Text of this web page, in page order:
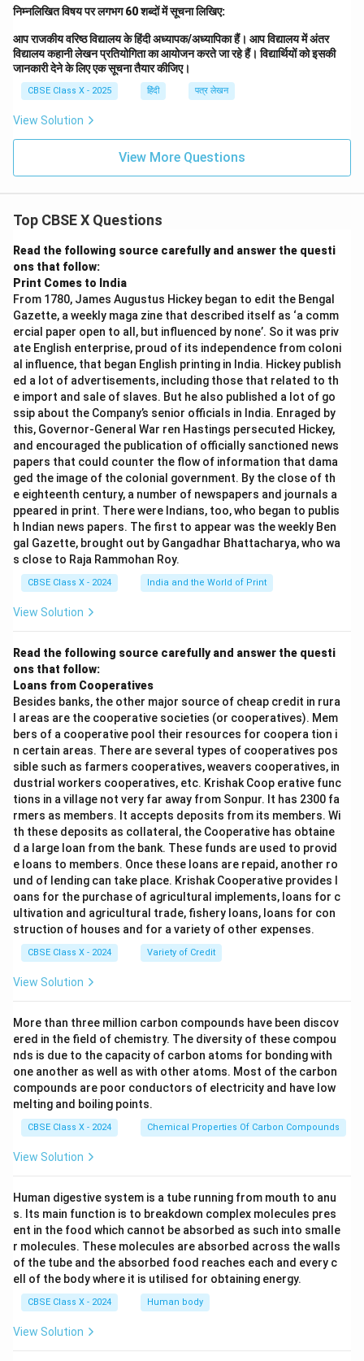
निम्नलिखित विषय पर लगभग 60 शब्दों में सूचना लिखिए:
आप राजकीय वरिष्ठ विद्यालय के हिंदी अध्यापक/अध्यापिका हैं। आप विद्यालय में अंतर
विद्यालय कहानी लेखन प्रतियोगिता का आयोजन करते जा रहे हैं। विद्यार्थियों को इसकी
जानकारी देने के लिए एक सूचना तैयार कीजिए।
CBSE Class X - 2025 हिंदी पत्र लेखन
View Solution
View More Questions
Top CBSE X Questions
Read the following source carefully and answer the questi
ons that follow:
Print Comes to India
From 1780, James Augustus Hickey began to edit the Bengal
Gazette, a weekly maga zine that described itself as ‘a comm
ercial paper open to all, but influenced by none’. So it was priv
ate English enterprise, proud of its independence from coloni
al influence, that began English printing in India. Hickey publish
ed a lot of advertisements, including those that related to th
e import and sale of slaves. But he also published a lot of go
ssip about the Company’s senior officials in India. Enraged by
this, Governor-General War ren Hastings persecuted Hickey,
and encouraged the publication of officially sanctioned news
papers that could counter the flow of information that dama
ged the image of the colonial government. By the close of th
e eighteenth century, a number of newspapers and journals a
ppeared in print. There were Indians, too, who began to publis
h Indian news papers. The first to appear was the weekly Ben
gal Gazette, brought out by Gangadhar Bhattacharya, who wa
s close to Raja Rammohan Roy.
CBSE Class X - 2024 India and the World of Print
View Solution
Read the following source carefully and answer the questi
ons that follow:
Loans from Cooperatives
Besides banks, the other major source of cheap credit in rura
l areas are the cooperative societies (or cooperatives). Mem
bers of a cooperative pool their resources for coopera tion i
n certain areas. There are several types of cooperatives pos
sible such as farmers cooperatives, weavers cooperatives, in
dustrial workers cooperatives, etc. Krishak Coop erative func
tions in a village not very far away from Sonpur. It has 2300 fa
rmers as members. It accepts deposits from its members. Wi
th these deposits as collateral, the Cooperative has obtaine
d a large loan from the bank. These funds are used to provid
e loans to members. Once these loans are repaid, another ro
und of lending can take place. Krishak Cooperative provides l
oans for the purchase of agricultural implements, loans for c
ultivation and agricultural trade, fishery loans, loans for con
struction of houses and for a variety of other expenses.
CBSE Class X - 2024 Variety of Credit
View Solution
More than three million carbon compounds have been discov
ered in the field of chemistry. The diversity of these compou
nds is due to the capacity of carbon atoms for bonding with
one another as well as with other atoms. Most of the carbon
compounds are poor conductors of electricity and have low
melting and boiling points.
CBSE Class X - 2024 Chemical Properties Of Carbon Compounds
View Solution
Human digestive system is a tube running from mouth to anu
s. Its main function is to breakdown complex molecules pres
ent in the food which cannot be absorbed as such into smalle
r molecules. These molecules are absorbed across the walls
of the tube and the absorbed food reaches each and every c
ell of the body where it is utilised for obtaining energy.
CBSE Class X - 2024 Human body
View Solution